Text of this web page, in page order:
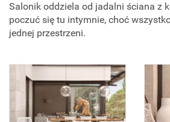
Salonik oddziela od jadalni ściana z
poczuć się tu intymnie, choć
jednej przestrzeni.